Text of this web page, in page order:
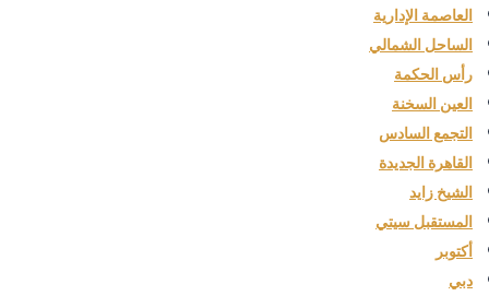
العاصمة الإدارية
الساحل الشمالي
رأس الحكمة
العين السخنة
التجمع السادس
القاهرة الجديدة
الشيخ زايد
المستقبل سيتي
أكتوبر
دبي